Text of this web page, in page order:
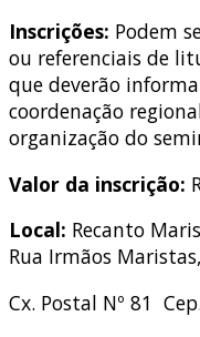
Inscrições: Podem
ou referenciais de
que deverão
coordenação
organização do
Valor da inscrição:
Local: Recanto
Rua Irmãos
Cx. Postal Nº 81